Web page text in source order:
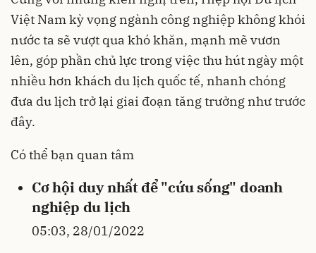
Việt Nam kỳ vọng ngành công nghiệp không khói
nước ta sẽ vượt qua khó khăn, mạnh mẽ vươn
lên, góp phần chủ lực trong việc thu hút ngày một
nhiều hơn khách du lịch quốc tế, nhanh chóng
đưa du lịch trở lại giai đoạn tăng trưởng như trước
đây.
Có thể bạn quan tâm
Cơ hội duy nhất để "cứu sống" doanh
nghiệp du lịch
05:03, 28/01/2022